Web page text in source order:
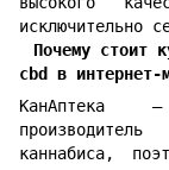
исключительно
Почему стоит
cbd в интернет-
КанАптека —
каннабиса,